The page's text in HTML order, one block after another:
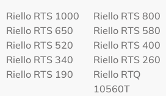
Riello RTS 1000
Riello RTS 800
Riello RTS 650
Riello RTS 580
Riello RTS 520
Riello RTS 400
Riello RTS 340
Riello RTS 260
Riello RTS 190
Riello RTQ
10560T